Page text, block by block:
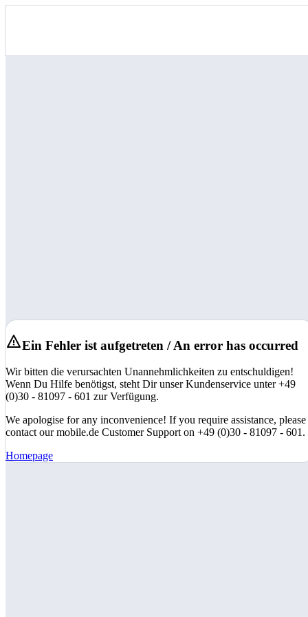
Ein Fehler ist aufgetreten / An error has occurred
Wir bitten die verursachten Unannehmlichkeiten zu entschuldigen!
Wenn Du Hilfe benötigst, steht Dir unser Kundenservice unter +49
(0)30 - 81097 - 601 zur Verfügung.
We apologise for any inconvenience! If you require assistance, please
contact our mobile.de Customer Support on +49 (0)30 - 81097 - 601.
Homepage